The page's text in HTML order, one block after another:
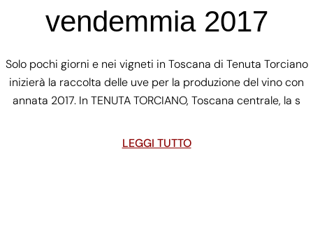
vendemmia 2017
Solo pochi giorni e nei vigneti in Toscana di Tenuta Torciano
inizierà la raccolta delle uve per la produzione del vino con
annata 2017. In TENUTA TORCIANO, Toscana centrale, la s
LEGGI TUTTO